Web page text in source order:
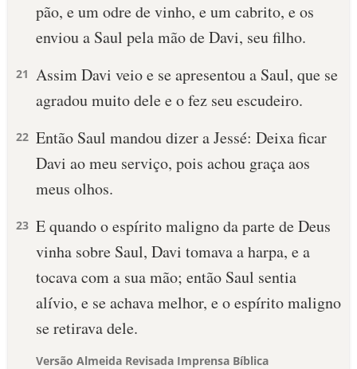
pão, e um odre de vinho, e um cabrito, e os
enviou a Saul pela mão de Davi, seu filho.
21 Assim Davi veio e se apresentou a Saul, que se
agradou muito dele e o fez seu escudeiro.
22 Então Saul mandou dizer a Jessé: Deixa ficar
Davi ao meu serviço, pois achou graça aos
meus olhos.
23 E quando o espírito maligno da parte de Deus
vinha sobre Saul, Davi tomava a harpa, e a
tocava com a sua mão; então Saul sentia
alívio, e se achava melhor, e o espírito maligno
se retirava dele.
Versão Almeida Revisada Imprensa Bíblica